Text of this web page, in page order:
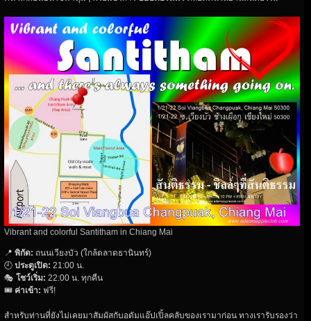
Vibrant and colorful Santitham in Chiang Mai
📍 พิกัด: ถนนเวียงบัว (ใกล้ตลาดธานินทร์)
🕘 ประตูเปิด: 21:00 น.
🎭 โชว์เริ่ม: 22:00 น. ทุกคืน
🎟 ค่าเข้า: ฟรี!
สำหรับท่านที่ยังไม่เคยมาสัมผัสกับอดัมแอ๊ปเปิ้ลคลับของเรามาก่อน ทางเรารับรองว่า